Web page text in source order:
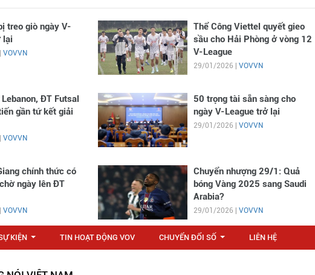
treo giò ngày V-
lại
VOVVN
Thể Công Viettel quyết gieo
sầu cho Hải Phòng ở vòng 12
V-League
29/01/2026 | VOVVN
ĐT Futsal
gần tứ kết giải
VOVVN
50 trọng tài sẵn sàng cho
ngày V-League trở lại
29/01/2026 | VOVVN
chính thức có
ngày lên ĐT
VOVVN
Chuyển nhượng 29/1: Quả
bóng Vàng 2025 sang Saudi
Arabia?
29/01/2026 | VOVVN
KIỆN TIN HOẠT ĐỘNG VOV CHUYỂN ĐỔI SỐ LIÊN HỆ